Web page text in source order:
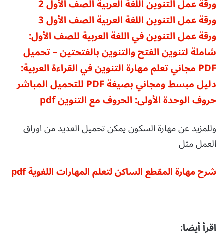
ورقة عمل التنوين اللغة العربية الصف الأول 2
ورقة عمل التنوين اللغة العربية الصف الأول 3
ورقة عمل التنوين في اللغة العربية للصف الأول:
شاملة لتنوين الفتح والتنوين بالفتحتين – تحميل
PDF مجاني
تعلم مهارة التنوين في القراءة العربية:
دليل مبسط ومجاني بصيغة PDF للتحميل المباشر
حروف الوحدة الأولى: الحروف مع التنوين pdf
وللمزيد عن مهارة السكون يمكن تحميل العديد من اوراق
العمل مثل
شرح مهارة المقطع الساكن لتعلم المهارات اللغوية pdf
اقرأ أيضا: